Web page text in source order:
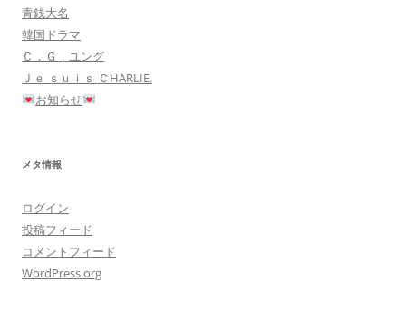
青銭大名
韓国ドラマ
Ｃ．Ｇ，ユング
Ｊｅ ｓｕｉｓ ＣHARLIE.
お知らせ
メタ情報
ログイン
投稿フィード
コメントフィード
WordPress.org